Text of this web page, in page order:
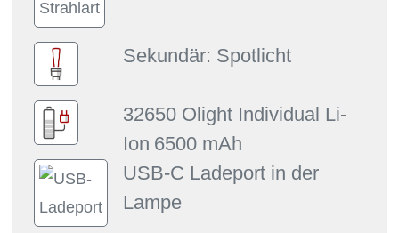
Sekundär: Spotlicht
32650 Olight Individual Li-
Ion 6500 mAh
USB-C Ladeport in der
Lampe